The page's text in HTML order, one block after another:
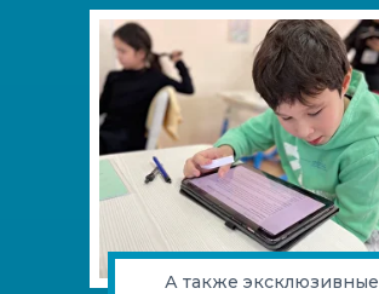
А также эксклюзивные